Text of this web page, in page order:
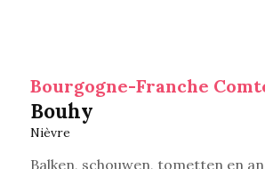
Bourgogne-Franche
Bouhy
Nièvre
Balken, schouwen, tometten en